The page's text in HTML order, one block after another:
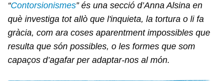
“Contorsionismes” és una secció d’Anna Alsina en
què investiga tot allò que l'inquieta, la tortura o li fa
gràcia, com ara coses aparentment impossibles que
resulta que són possibles, o les formes que som
capaços d’agafar per adaptar-nos al món.